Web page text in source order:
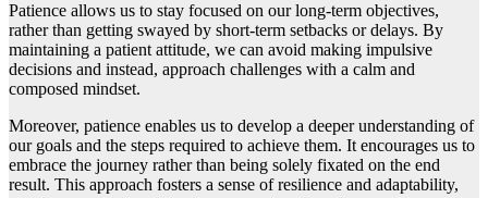
Patience allows us to stay focused on our long-term objectives,
rather than getting swayed by short-term setbacks or delays. By
maintaining a patient attitude, we can avoid making impulsive
decisions and instead, approach challenges with a calm and
composed mindset.
Moreover, patience enables us to develop a deeper understanding of
our goals and the steps required to achieve them. It encourages us to
embrace the journey rather than being solely fixated on the end
result. This approach fosters a sense of resilience and adaptability,